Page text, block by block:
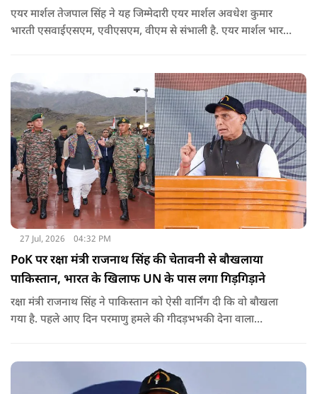
एयर मार्शल तेजपाल सिंह ने यह जिम्मेदारी एयर मार्शल अवधेश कुमार
भारती एसवाईएसएम, एवीएसएम, वीएम से संभाली है. एयर मार्शल भारती
27 Jul, 2026 04:32 PM
PoK पर रक्षा मंत्री राजनाथ सिंह की चेतावनी से बौखलाया
पाकिस्तान, भारत के खिलाफ UN के पास लगा गिड़गिड़ाने
रक्षा मंत्री राजनाथ सिंह ने पाकिस्तान को ऐसी वार्निंग दी कि वो बौखला
गया है. पहले आए दिन परमाणु हमले की गीदड़भभकी देना वाला